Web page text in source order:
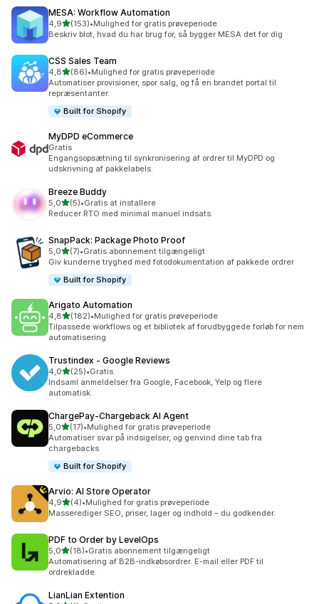
MESA: Workflow Automation
4,9ud af 5 stjerner
(153)
153 anmeldelser i alt
•Mulighed for gratis prøveperiode
Beskriv blot, hvad du har brug for, så bygger MESA det for dig
CSS Sales Team
4,8ud af 5 stjerner
(86)
86 anmeldelser i alt
•Mulighed for gratis prøveperiode
Automatiser provisioner, spor salg, og få en brandet portal til
repræsentanter.
Built for Shopify
MyDPD eCommerce
Gratis
Engangsopsætning til synkronisering af ordrer til MyDPD og
udskrivning af pakkelabels.
Breeze Buddy
5,0ud af 5 stjerner
(5)
5 anmeldelser i alt
•Gratis at installere
Reducer RTO med minimal manuel indsats.
SnapPack: Package Photo Proof
5,0ud af 5 stjerner
(7)
7 anmeldelser i alt
•Gratis abonnement tilgængeligt
Giv kunderne tryghed med fotodokumentation af pakkede ordrer
Built for Shopify
Arigato Automation
4,8ud af 5 stjerner
(182)
182 anmeldelser i alt
•Mulighed for gratis prøveperiode
Tilpassede workflows og et bibliotek af forudbyggede forløb for nem
automatisering
Trustindex ‑ Google Reviews
4,0ud af 5 stjerner
(25)
25 anmeldelser i alt
•Gratis
Indsaml anmeldelser fra Google, Facebook, Yelp og flere
automatisk.
ChargePay‑Chargeback AI Agent
5,0ud af 5 stjerner
(17)
17 anmeldelser i alt
•Mulighed for gratis prøveperiode
Automatiser svar på indsigelser, og genvind dine tab fra
chargebacks
Built for Shopify
Arvio: AI Store Operator
4,9ud af 5 stjerner
(4)
4 anmeldelser i alt
•Mulighed for gratis prøveperiode
Masserediger SEO, priser, lager og indhold – du godkender.
PDF to Order by LevelOps
5,0ud af 5 stjerner
(18)
18 anmeldelser i alt
•Gratis abonnement tilgængeligt
Automatisering af B2B-indkøbsordrer. E-mail eller PDF til
ordrekladde.
LianLian Extention